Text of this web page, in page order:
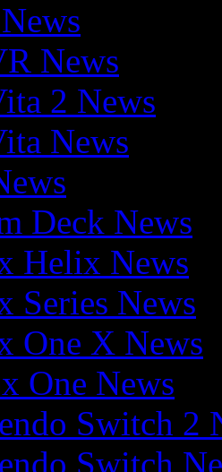
News
2 News
News
Deck News
Helix News
Series News
One X News
One News
Switch 2
Switch